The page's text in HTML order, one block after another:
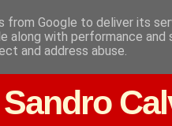
from Google to deliver its
along with performance
and address abuse.